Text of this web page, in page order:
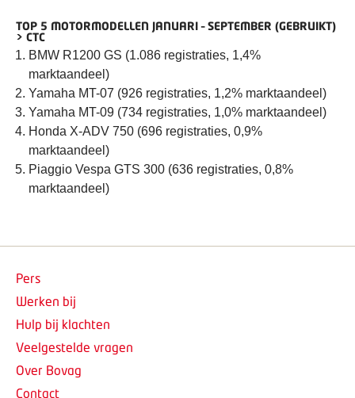
TOP 5 MOTORMODELLEN JANUARI – SEPTEMBER (GEBRUIKT)
> CTC
BMW R1200 GS (1.086 registraties, 1,4%
marktaandeel)
Yamaha MT-07 (926 registraties, 1,2% marktaandeel)
Yamaha MT-09 (734 registraties, 1,0% marktaandeel)
Honda X-ADV 750 (696 registraties, 0,9%
marktaandeel)
Piaggio Vespa GTS 300 (636 registraties, 0,8%
marktaandeel)
Pers
Werken bij
Hulp bij klachten
Veelgestelde vragen
Over Bovag
Contact